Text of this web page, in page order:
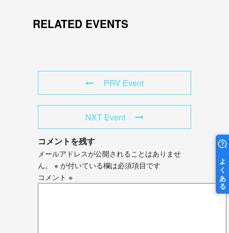
RELATED EVENTS
PRV Event
NXT Event
コメントを残す
メールアドレスが公開されることはありませ
ん。
※ が付いている欄は必須項目です
コメント ※